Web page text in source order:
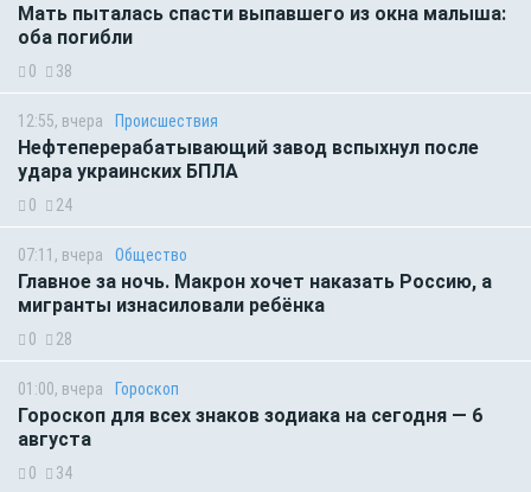
Мать пыталась спасти выпавшего из окна малыша:
оба погибли
0 38
12:55, вчера Происшествия
Нефтеперерабатывающий завод вспыхнул после
удара украинских БПЛА
0 24
07:11, вчера Общество
Главное за ночь. Макрон хочет наказать Россию, а
мигранты изнасиловали ребёнка
0 28
01:00, вчера Гороскоп
Гороскоп для всех знаков зодиака на сегодня — 6
августа
0 34